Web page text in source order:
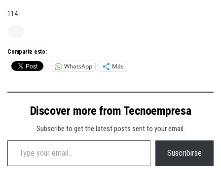
114
Comparte esto:
WhatsApp Más
Discover more from Tecnoempresa
Subscribe to get the latest posts sent to your email.
Type your email…
Suscribirse